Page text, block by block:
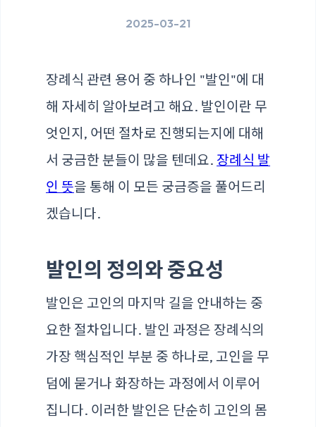
2025-03-21
장례식 관련 용어 중 하나인 "발인"에 대
해 자세히 알아보려고 해요. 발인이란 무
엇인지, 어떤 절차로 진행되는지에 대해
서 궁금한 분들이 많을 텐데요. 장례식 발
인 뜻을 통해 이 모든 궁금증을 풀어드리
겠습니다.
발인의 정의와 중요성
발인은 고인의 마지막 길을 안내하는 중
요한 절차입니다. 발인 과정은 장례식의
가장 핵심적인 부분 중 하나로, 고인을 무
덤에 묻거나 화장하는 과정에서 이루어
집니다. 이러한 발인은 단순히 고인의 몸